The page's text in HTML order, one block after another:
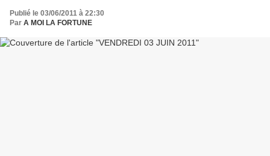
Publié le 03/06/2011 à 22:30
Par A MOI LA FORTUNE